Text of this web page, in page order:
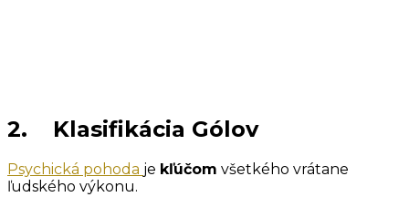
2. Klasifikácia Gólov
Psychická pohoda je kľúčom všetkého vrátane
ľudského výkonu.